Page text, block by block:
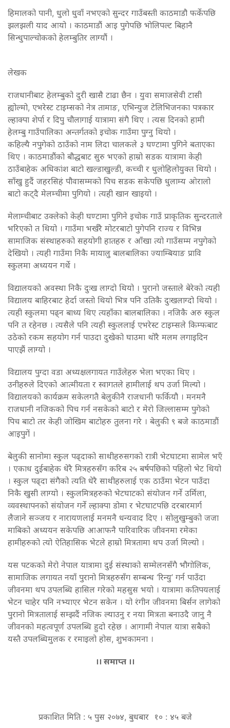
हिमालको पानी, धुलो धुवाँ नभएको सुन्दर गाउँबस्ती काठमाडौ फर्केपछि
झलझली याद आयो । काठमाडौं आइ पुगेपछि भोलिपल्ट बिहानै
सिन्धुपाल्चोकको हेलम्बुतिर लाग्यौं ।
लेखक
राजधानीबाट हेलम्बुको दुरी खासै टाढा छैन । युवा समाजसेवी टासी
ह्योल्मो, एभरेस्ट टाइम्सको नेत्र तामाङ, एभिन्युज टेलिभिजनका पत्रकार
ल्हाक्पा शेर्पा र दिपु चौलागाई यात्रामा संगै थिए । त्यस दिनको हामी
हेलम्बु गाउँपालिका अन्तर्गतको इचोक गाउँमा पुग्नु थियो ।
कहिल्यै नपुगेको ठाउँको नाम लिदा चालकले ३ घण्टामा पुगिने बताएका
थिए । काठमाडौंको बौद्धबाट सुरु भएको हाम्रो सडक यात्रामा केही
ठाउँबाहेक अधिकांश बाटो खल्डाखुल्डी, कच्ची र धुलोहिलोयुक्त थियो ।
साँखु हुदैं जहरसिहं पौवासम्मको पिच सडक सकेपछि धुलाम्य ओरालो
बाटो कट्दै मेलम्चीमा पुगियो । त्यही खान खाइयो ।
मेलाम्चीबाट उक्लेको केही घण्टामा पुगिने इचोक गाउँ प्राकृतिक सुन्दरताले
भरिएको त थियो । गाउँमा भर्खरै मोटरबाटो पुगेपनि राज्य र विभिन्न
सामाजिक संस्थाहरुको सहयोगी हातहरु र आँखा त्यो गाउँसम्म नपुगेको
देखियो । त्यही गाउँमा निकै मायालु बालबालिका ज्याम्बियाङ प्रावि
स्कुलमा अध्ययन गर्थे ।
विद्यालयको अवस्था निकै दुःख लाग्दो थियो । पुरानो जस्ताले बेरेको त्यही
विद्यालय बाहिरबाट हेर्दा जस्तो थियो भित्र पनि उतिकै दुःखलाग्दो थियो ।
त्यही स्कुलमा पढ्न बाध्य थिए त्यहाँका बालबालिका । नजिकै अरु स्कुल
पनि त रहेनछ । त्यसैले पनि त्यही स्कुललाई एभरेस्ट टाइम्सले किम्फबाट
उठेको रकम सहयोग गर्न पाउदा दुखेको घाउमा थोरै मलम लगाइदिन
पाएझैं लाग्यो ।
विद्यालय पुग्दा वडा अध्यक्षलगायत गाउँलेहरु भेला भएका थिए ।
उनीहरुले दिएको आत्मीयता र स्वागतले हामीलाई थप उर्जा मिल्यो ।
विद्यालयको कार्यक्रम सकेलगतै बेलुकीनै राजधानी फर्कियौ । मनमनै
राजधानी नजिकको पिच गर्न नसकेको बाटो र मेरो जिल्लासम्म पुगेको
पिच बाटो तर केही जोखिम बाटोहरु तुलना गरे । बेलुकी ९ बजे काठमाडौं
आइपुगें ।
बेलुकी सानोमा स्कुल पढ्दाको साथीहरुसगको रात्री भेटघाटमा सामेल भएँ
। एकाध दुईबाहेक धेरै मित्रहरुसँग करिब २५ बर्षपछिको पहिलो भेट थियो
। स्कुल पढ्दा संगैको त्यति धेरै साथीहरुलाई एक ठाउँमा भेटन पाउँदा
निकै खुसी लाग्यो । स्कुलमित्रहरुको भेटघाटको संयोजन गर्ने उर्मिला,
व्यवस्थापनको संयोजन गर्ने ल्हाक्पा डोमा र भेटघाटपछि दरबारमार्ग
लैजाने सञ्जय र नारायणलाई मनमनै धन्यवाद दिए । सोलुखुम्बुको जजा
माबिको अध्ययन सकेपछि आआफनै पारिवारिक जीवनमा रमेका
हामीहरुको त्यो ऐतिहासिक भेटले हाम्रो मित्रतामा थप उर्जा मिल्यो ।
यस पटकको मेरो नेपाल यात्रामा दुई संस्थाको सम्मेलनसँगै भौगोलिक,
सामाजिक लगायत नयाँ पुरानो मित्रहरुसँग सम्बन्ध ‘रिन्यु’ गर्न पाउँदा
जीवनमा थप उपलब्धि हासिल गरेको महसुस भयो । यात्रामा कतिपयलाई
भेटन चाहेर पनि नभ्याएर भेटन सकेन । यो रंगीन जीवनमा बिर्सन लागेको
पुरानो मित्रतालाई सम्झदैं नजिक ल्याउनु र नया मित्रता बनाउदै जानु नै
जीवनको महत्वपूर्ण उपलब्धि हुदो रहेछ । आगामी नेपाल यात्रा सबैको
यस्तै उपलब्धिमुलक र रमाइलो होस, शुभकामना ।
।। समाप्त ।।
प्रकाशित मिति : ५ पुस २०७४, बुधबार १० : ४५ बजे